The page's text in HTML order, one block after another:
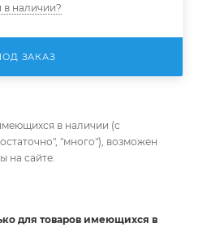
наличии?
ЗАКАЗ
в наличии (с
"много"), возможен
на сайте.
для товаров имеющихся в